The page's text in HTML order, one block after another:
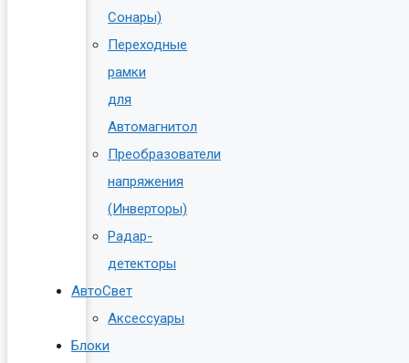
Сонары)
Переходные
рамки
для
Автомагнитол
Преобразователи
напряжения
(Инверторы)
Радар-
детекторы
АвтоСвет
Аксессуары
Блоки